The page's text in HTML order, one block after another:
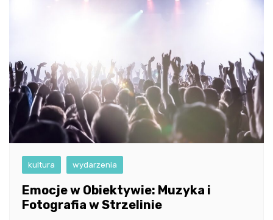
kultura wydarzenia
Emocje w Obiektywie: Muzyka i
Fotografia w Strzelinie